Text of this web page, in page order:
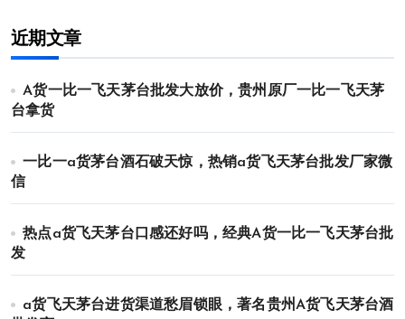
近期文章
A货一比一飞天茅台批发大放价，贵州原厂一比一飞天茅
台拿货
一比一a货茅台酒石破天惊，热销a货飞天茅台批发厂家微
信
热点a货飞天茅台口感还好吗，经典A货一比一飞天茅台批
发
a货飞天茅台进货渠道愁眉锁眼，著名贵州A货飞天茅台酒